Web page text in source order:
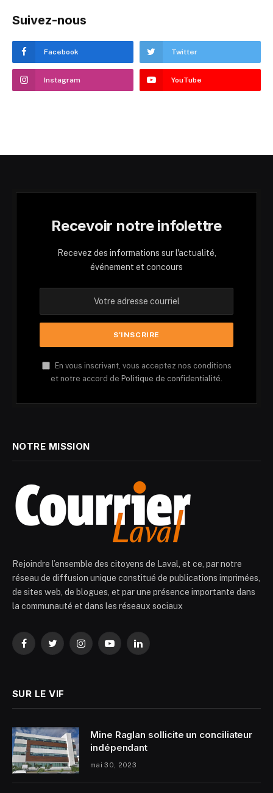
Suivez-nous
Facebook Twitter
Instagram YouTube
Recevoir notre infolettre
Recevez des informations sur l'actualité,
événement et concours
En vous inscrivant, vous acceptez nos conditions
et notre accord de Politique de confidentialité.
NOTRE MISSION
Rejoindre l’ensemble des citoyens de Laval, et ce, par notre
réseau de diffusion unique constitué de publications imprimées,
de sites web, de blogues, et par une présence importante dans
la communauté et dans les réseaux sociaux
FacebookTwitterInstagramYouTubeLinkedIn
SUR LE VIF
Mine Raglan sollicite un conciliateur
indépendant
mai 30, 2023